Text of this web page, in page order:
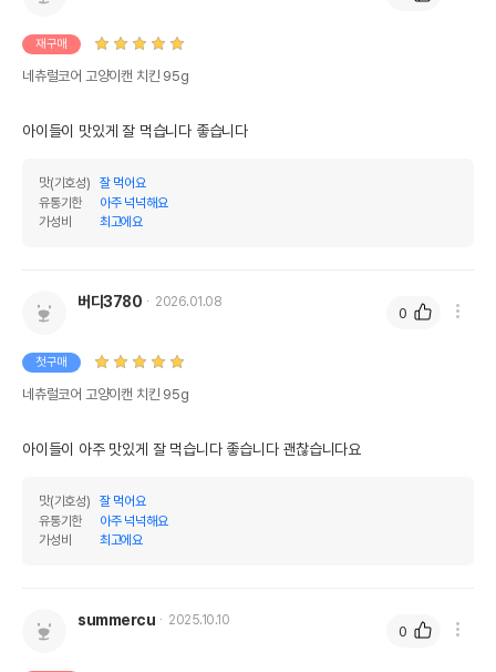
재구매
네츄럴코어 고양이캔 치킨 95g
아이들이 맛있게 잘 먹습니다 좋습니다
맛(기호성)
잘 먹어요
유통기한
아주 넉넉해요
가성비
최고에요
버디3780 2026.01.08
첫구매
네츄럴코어 고양이캔 치킨 95g
아이들이 아주 맛있게 잘 먹습니다 좋습니다 괜찮습니다요
맛(기호성)
잘 먹어요
유통기한
아주 넉넉해요
가성비
최고에요
0
summercu 2025.10.10
0